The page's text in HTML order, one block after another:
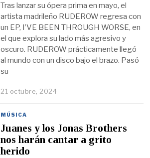
Tras lanzar su ópera prima en mayo, el
artista madrileño RUDEROW regresa con
un EP, I’VE BEEN THROUGH WORSE, en
el que explora su lado más agresivo y
oscuro. RUDEROW prácticamente llegó
al mundo con un disco bajo el brazo. Pasó
su
21 octubre, 2024
MÚSICA
Juanes y los Jonas Brothers
nos harán cantar a grito
herido